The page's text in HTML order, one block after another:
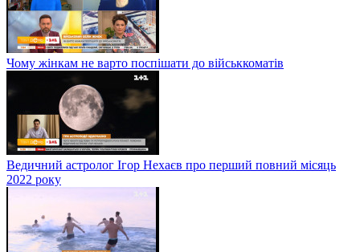
Чому жінкам не варто поспішати до військкоматів
Ведичний астролог Ігор Нехаєв про перший повний місяць
2022 року